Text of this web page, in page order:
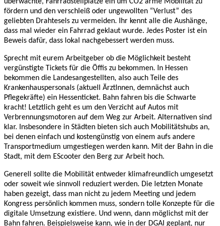
überwachte, Fahrradstellplätze ein um CO2 arme Mobilität zu
fördern und den verschleiß oder ungewollten “Verlust” des
geliebten Drahtesels zu vermeiden. Ihr kennt alle die Aushänge,
dass mal wieder ein Fahrrad geklaut wurde. Jedes Poster ist ein
Beweis dafür, dass lokal nachgebessert werden muss.
Sprecht mit eurem Arbeitgeber ob die Möglichkeit besteht
vergünstigte Tickets für die Öffis zu bekommen. In Hessen
bekommen die Landesangestellten, also auch Teile des
Krankenhauspersonals (aktuell ÄrztInnen, demnächst auch
Pflegekräfte) ein Hessenticket. Bahn fahren bis die Schwarte
kracht! Letztlich geht es um den Verzicht auf Autos mit
Verbrennungsmotoren auf dem Weg zur Arbeit. Alternativen sind
klar. Insbesondere in Städten bieten sich auch Mobilitätshubs an,
bei denen einfach und kostengünstig von einem aufs andere
Transportmedium umgestiegen werden kann. Mit der Bahn in die
Stadt, mit dem EScooter den Berg zur Arbeit hoch.
Generell sollte die Mobilität entweder klimafreundlich umgesetzt
oder soweit wie sinnvoll reduziert werden. Die letzten Monate
haben gezeigt, dass man nicht zu jedem Meeting und jedem
Kongress persönlich kommen muss, sondern tolle Konzepte für die
digitale Umsetzung existiere. Und wenn, dann möglichst mit der
Bahn fahren. Beispielsweise kann, wie in der DGAI geplant, nur